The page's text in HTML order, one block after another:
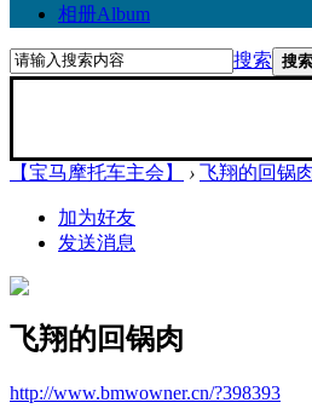
相册Album
搜索 搜索
【宝马摩托车主会】 › 飞翔的回锅
加为好友
发送消息
飞翔的回锅肉
http://www.bmwowner.cn/?398393